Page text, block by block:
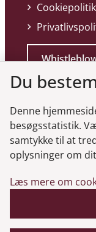
Cookiepolitik
Genveje
Gå til
Gå til
Du
Denne
besøgsstatistik.
samtykke til at
oplysninger om
Læs mere om